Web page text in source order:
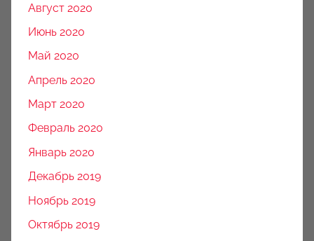
Август 2020
Июнь 2020
Май 2020
Апрель 2020
Март 2020
Февраль 2020
Январь 2020
Декабрь 2019
Ноябрь 2019
Октябрь 2019